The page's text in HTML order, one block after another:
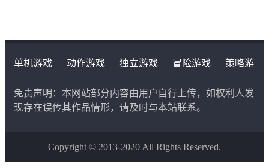
单机游戏 动作游戏 独立游戏 冒险游戏
策略游
免责声明：本网站部分内容由用户自行上传，如权利人发
现存在误传其作品情形，请及时与本站联系。
Copyright © 2013-2020 All Rights Reserved.